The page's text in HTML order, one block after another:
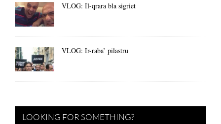
VLOG: Il-qrara bla sigriet
VLOG: Ir-raba’ pilastru
LOOKING FOR SOMETHING?